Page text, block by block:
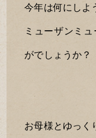
今年は何にしよ
ミューザンミ
がでしょうか？
お母様とゆっく